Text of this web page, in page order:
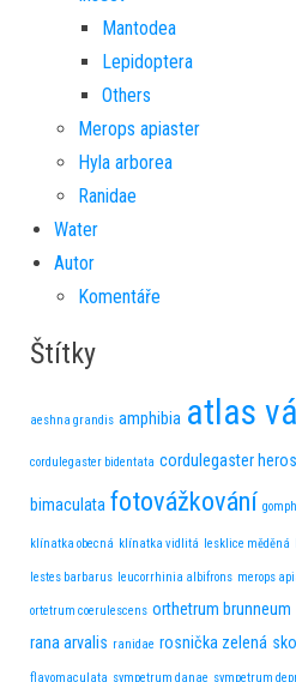
Mantodea
Lepidoptera
Others
Merops apiaster
Hyla arborea
Ranidae
Water
Autor
Komentáře
Štítky
aeshna grandis amphibia atlas
cordulegaster bidentata cordulegaster heros
bimaculata fotovážkování
klínatka obecná klínatka vidlitá lesklice měděná
lestes barbarus leucorrhinia albifrons merops
ortetrum coerulescens orthetrum brunneum
rana arvalis ranidae rosnička zelená
flavomaculata sympetrum danae sympetrum